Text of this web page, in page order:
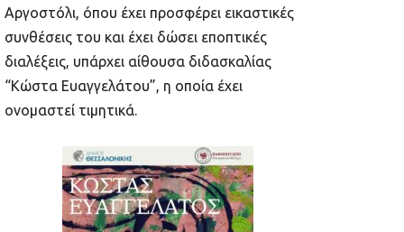
Αργοστόλι, όπου έχει προσφέρει εικαστικές
συνθέσεις του και έχει δώσει εποπτικές
διαλέξεις, υπάρχει αίθουσα διδασκαλίας
“Κώστα Ευαγγελάτου”, η οποία έχει
ονομαστεί τιμητικά.